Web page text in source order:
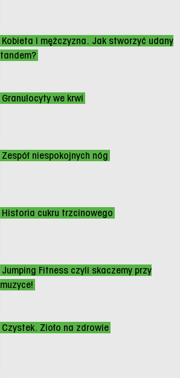
Kobieta i mężczyzna. Jak stworzyć udany
tandem?
Granulocyty we krwi
Zespół niespokojnych nóg
Historia cukru trzcinowego
Jumping Fitness czyli skaczemy przy
muzyce!
Czystek. Zioło na zdrowie